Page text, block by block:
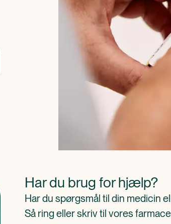
Har du brug for hjælp?
Har du spørgsmål til din medicin
Så ring eller skriv til vores